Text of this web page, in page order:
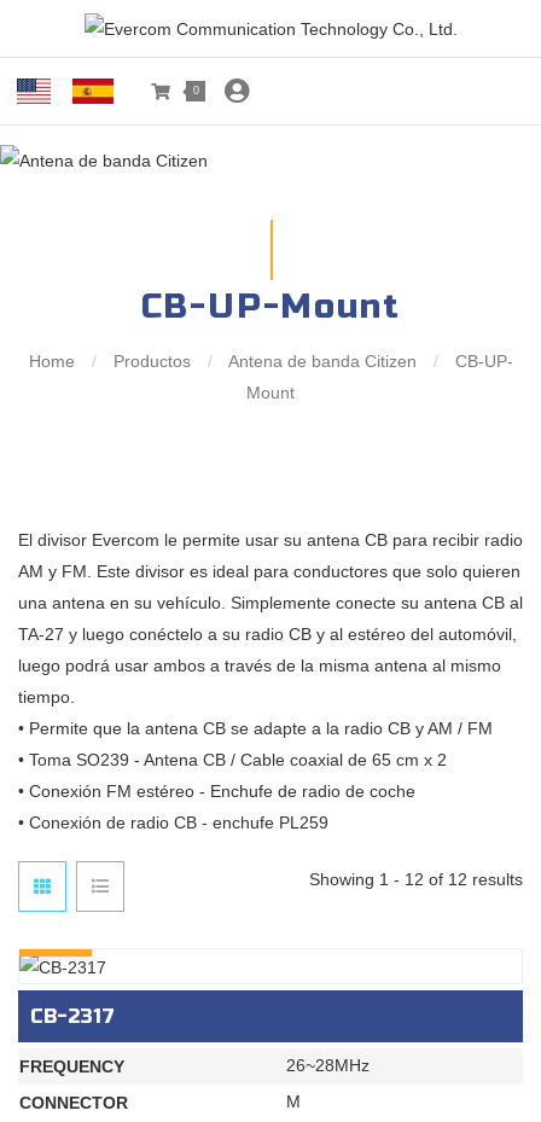
0
CB-UP-Mount
Home / Productos / Antena de banda Citizen /
CB-UP-
Mount
El divisor Evercom le permite usar su antena CB para recibir radio
AM y FM. Este divisor es ideal para conductores que solo quieren
una antena en su vehículo. Simplemente conecte su antena CB al
TA-27 y luego conéctelo a su radio CB y al estéreo del automóvil,
luego podrá usar ambos a través de la misma antena al mismo
tiempo.
• Permite que la antena CB se adapte a la radio CB y AM / FM
• Toma SO239 - Antena CB / Cable coaxial de 65 cm x 2
• Conexión FM estéreo - Enchufe de radio de coche
• Conexión de radio CB - enchufe PL259
Showing 1 - 12 of 12 results
CB-2317
FREQUENCY
26~28MHz
CONNECTOR
M